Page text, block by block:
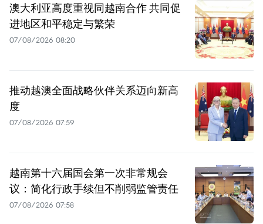
澳大利亚高度重视同越南合作 共同促
进地区和平稳定与繁荣
07/08/2026 08:20
推动越澳全面战略伙伴关系迈向新高
度
07/08/2026 07:59
越南第十六届国会第一次非常规会
议：简化行政手续但不削弱监管责任
07/08/2026 07:58